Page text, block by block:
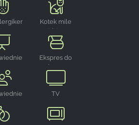
dla dzieci
Kotek mile
widziany
Ekspres do
kawy
TV